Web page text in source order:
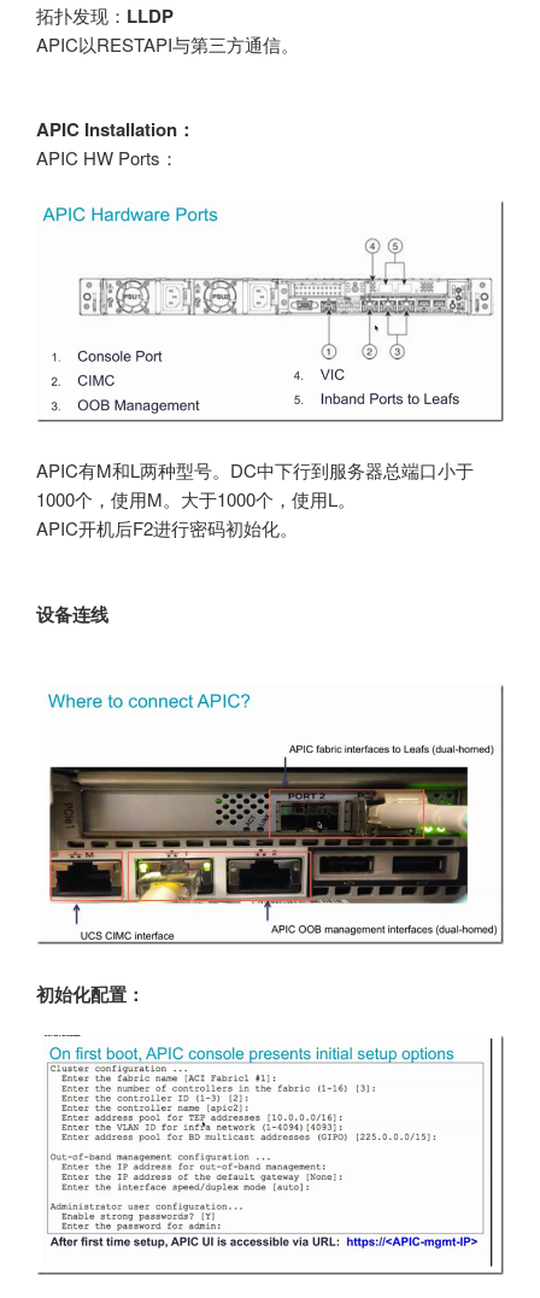
拓扑发现： LLDP
APIC以RESTAPI与第三方通信。
APIC Installation：
APIC HW Ports：
APIC有M和L两种型号。DC中下行到服务器总端口小于
1000个，使用M。大于1000个，使用L。
APIC开机后F2进行密码初始化。
设备连线
初始化配置：